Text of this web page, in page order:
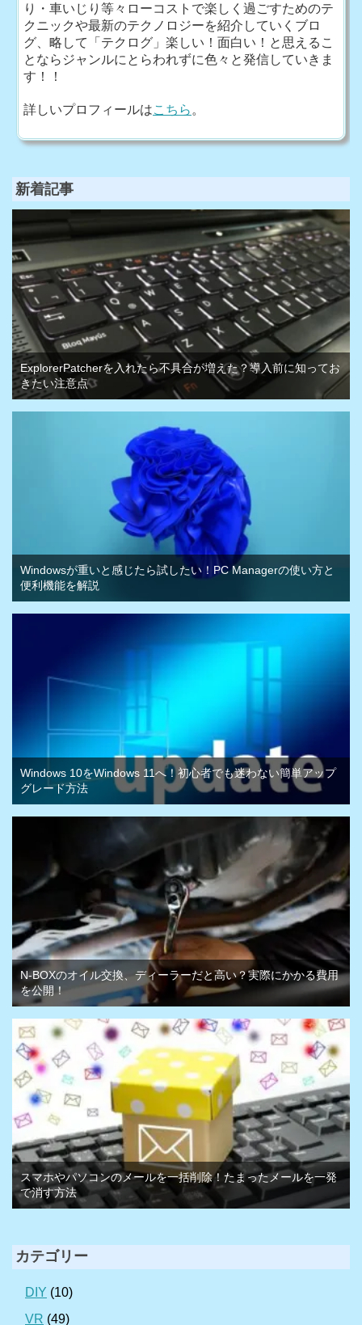
り・車いじり等々ローコストで楽しく過ごすためのテ
クニックや最新のテクノロジーを紹介していくブロ
グ、略して「テクログ」楽しい！面白い！と思えるこ
とならジャンルにとらわれずに色々と発信していきま
す！！
詳しいプロフィールはこちら 。
新着記事
ExplorerPatcherを入れたら不具合が増えた？導入前に知ってお
きたい注意点
Windowsが重いと感じたら試したい！PC Managerの使い方と
便利機能を解説
Windows 10をWindows 11へ！初心者でも迷わない簡単アップ
グレード方法
N-BOXのオイル交換、ディーラーだと高い？実際にかかる費用
を公開！
スマホやパソコンのメールを一括削除！たまったメールを一発
で消す方法
カテゴリー
DIY (10)
VR (49)